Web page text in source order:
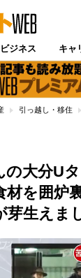
ビジネス キャ
引っ越し・移住
大分Uタ
材を囲炉
生えま